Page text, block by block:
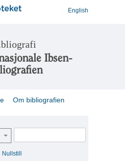
English
Ibsen-
Om bibliografien
Nullstill